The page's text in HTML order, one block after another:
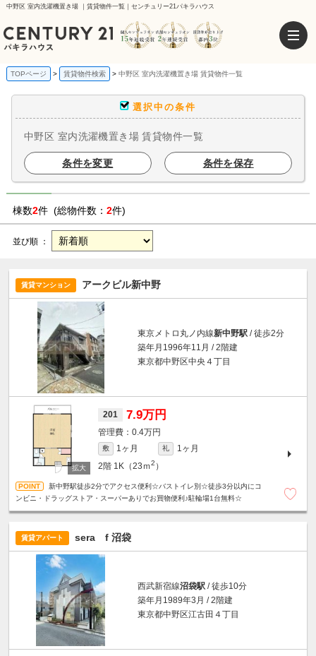
中野区 室内洗濯機置き場 ｜賃貸物件一覧｜センチュリー21パキラハウス
TOPページ 賃貸物件検索 中野区 室内洗濯機置き場 賃貸物件一覧
選択中の条件
中野区 室内洗濯機置き場 賃貸物件一覧
条件を変更 条件を保存
棟数2件 (総物件数： 2件)
並び順 ：
賃貸マンション アークビル新中野
東京メトロ丸ノ内線新中野駅 / 徒歩2分
築年月1996年11月 / 2階建
東京都中野区中央４丁目
201 7.9万円
0.4万円
敷 1ヶ月 礼
1ヶ月
2階 1K（23ｍ2 ）
新中野駅徒歩2分でアクセス便利☆バストイレ別☆徒歩3分以内にコ
ンビニ・ドラッグストア・スーパーありでお買物便利♪駐輪場1台無料☆
賃貸アパート sera f 沼袋
西武新宿線沼袋駅 / 徒歩10分
築年月1989年3月 / 2階建
東京都中野区江古田４丁目